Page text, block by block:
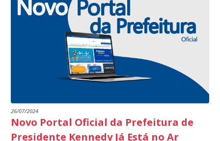
26/07/2024
Novo Portal Oficial da Prefeitura de
Presidente Kennedy Já Está no Ar